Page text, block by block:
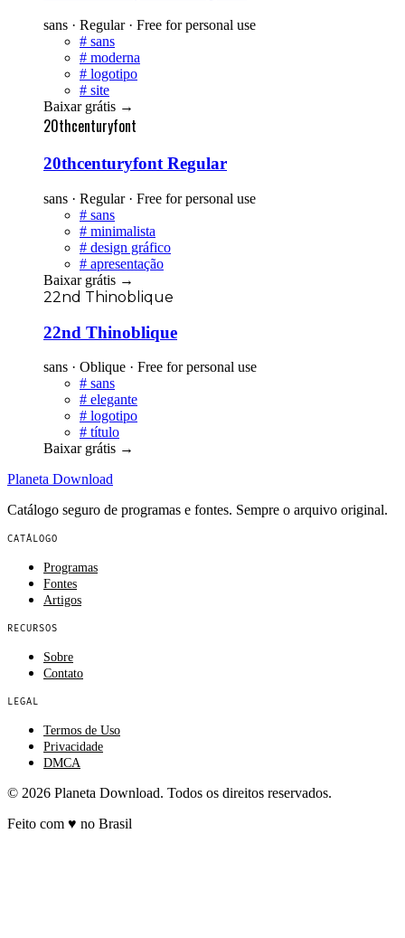
sans · Regular · Free for personal use
# sans
# moderna
# logotipo
# site
Baixar grátis →
20thcenturyfont
20thcenturyfont Regular
sans · Regular · Free for personal use
# sans
# minimalista
# design gráfico
# apresentação
Baixar grátis →
22nd Thinoblique
22nd Thinoblique
sans · Oblique · Free for personal use
# sans
# elegante
# logotipo
# título
Baixar grátis →
Planeta Download
Catálogo seguro de programas e fontes. Sempre o arquivo original.
CATÁLOGO
Programas
Fontes
Artigos
RECURSOS
Sobre
Contato
LEGAL
Termos de Uso
Privacidade
DMCA
© 2026 Planeta Download. Todos os direitos reservados.
Feito com ♥ no Brasil